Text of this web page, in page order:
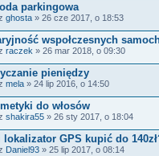
parkingowa
ghosta» 26 cze 2017, o 18:53
wspołczesnych
raczek » 26 mar 2018, o 09:30
pieniędzy
mela» 24 lip 2016, o 14:50
do włosów
shakira55» 26 sty 2017, o 18:04
lokalizator GPS kupić do
Daniel93» 25 lip 2017, o 08:14